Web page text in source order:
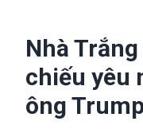
Nhà
chiếu yêu
ông